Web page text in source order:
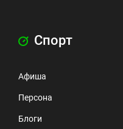
Спорт
Афиша
Персона
Блоги